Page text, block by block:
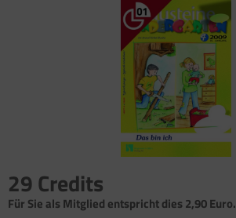
29 Credits
Für Sie als Mitglied entspricht dies 2,90 Euro.